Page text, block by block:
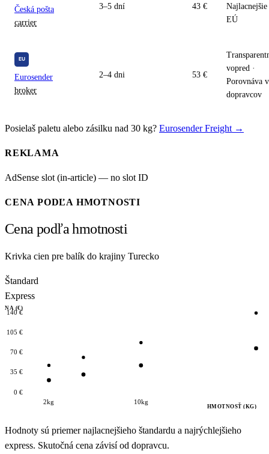
Česká pošta
carrier
3–5 dní 43 €
EÚ
Eurosender
broker
2–4 dni 53 €
vopred ·
Porovnáva
dopravcov
Posielaš paletu alebo zásilku nad 30 kg? Eurosender Freight →
REKLAMA
AdSense slot (in-article) — no slot ID
CENA PODĽA HMOTNOSTI
Cena podľa hmotnosti
Krivka cien pre balík do krajiny Turecko
Štandard
Express
0 €
35 €
70 €
105 €
140 €
2kg 10kg
(€)
HMOTNOSŤ (KG)
Hodnoty sú priemer najlacnejšieho štandardu a najrýchlejšieho
express. Skutočná cena závisí od dopravcu.